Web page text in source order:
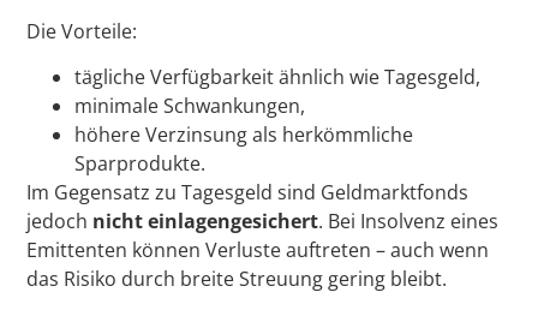
Die Vorteile:
tägliche Verfügbarkeit ähnlich wie Tagesgeld,
minimale Schwankungen,
höhere Verzinsung als herkömmliche
Sparprodukte.
Im Gegensatz zu Tagesgeld sind Geldmarktfonds
jedoch nicht einlagengesichert. Bei Insolvenz eines
Emittenten können Verluste auftreten – auch wenn
das Risiko durch breite Streuung gering bleibt.